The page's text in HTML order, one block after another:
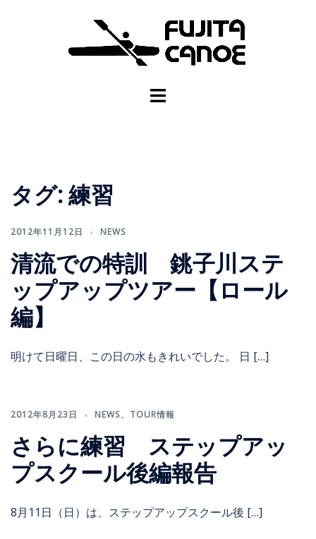
タグ:練習
2012年11月12日 NEWS
清流での特訓 銚子川ステ
ップアップツアー【ロール
編】
明けて日曜日、この日の水もきれいでした。 日 […]
2012年8月23日 NEWS、 TOUR情報
さらに練習 ステップアッ
プスクール後編報告
8月11日（日）は、ステップアップスクール後 […]